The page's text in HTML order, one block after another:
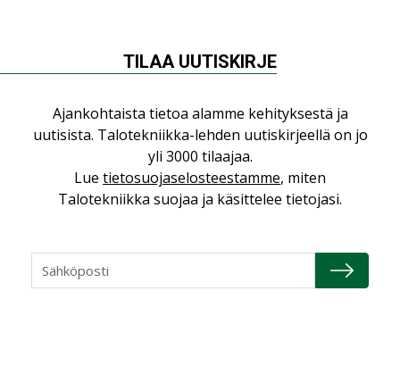
NÄKÖKULMIA
Puheista tekoihin – uusin teknologia
käyttöön kiinteistöissä
Sähköistäminen säästää euroja
KOLUMNI
ilmanvaihtoa
KOLUMNI
TILAA UUTISKIRJE
Ajankohtaista tietoa alamme kehityksestä ja
uutisista. Talotekniikka-lehden uutiskirjeellä on jo
yli 3000 tilaajaa.
Lue tietosuojaselosteestamme, miten
Talotekniikka suojaa ja käsittelee tietojasi.